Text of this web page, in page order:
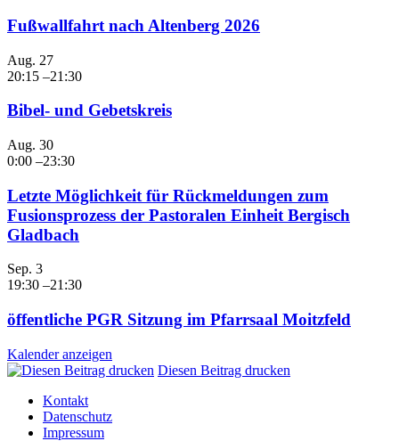
Fußwallfahrt nach Altenberg 2026
Aug. 27
20:15 –21:30
Bibel- und Gebetskreis
Aug. 30
0:00 –23:30
Letzte Möglichkeit für Rückmeldungen zum
Fusionsprozess der Pastoralen Einheit Bergisch
Gladbach
Sep. 3
19:30 –21:30
öffentliche PGR Sitzung im Pfarrsaal Moitzfeld
Kalender anzeigen
Diesen Beitrag drucken
Kontakt
Datenschutz
Impressum